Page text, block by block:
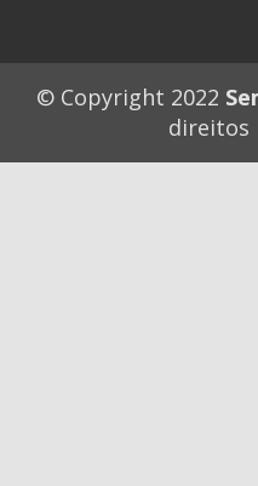
© Copyright 2022
direitos